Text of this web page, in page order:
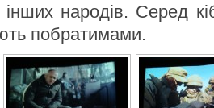
народів. Серед
побратимами.